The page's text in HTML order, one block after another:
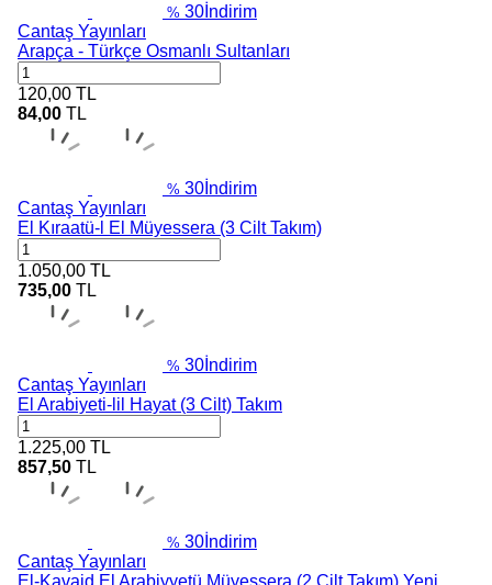
% 30 İndirim
Cantaş Yayınları
Arapça - Türkçe Osmanlı Sultanları
120,00 TL
84,00 TL
% 30 İndirim
Cantaş Yayınları
El Kıraatü-l El Müyessera (3 Cilt Takım)
1.050,00 TL
735,00 TL
% 30 İndirim
Cantaş Yayınları
El Arabiyeti-lil Hayat (3 Cilt) Takım
1.225,00 TL
857,50 TL
% 30 İndirim
Cantaş Yayınları
El-Kavaid El Arabiyyetü Müyessera (2 Cilt Takım) Yeni